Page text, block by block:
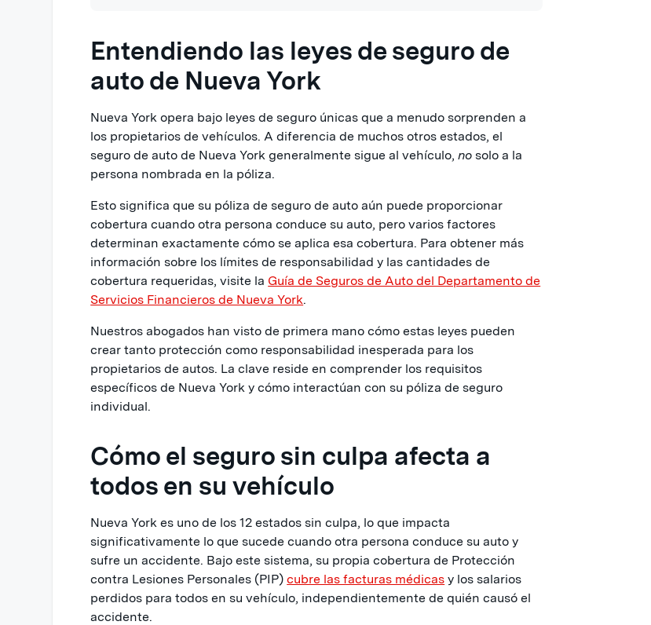
Entendiendo las leyes de seguro de
auto de Nueva York
Nueva York opera bajo leyes de seguro únicas que a menudo sorprenden a
los propietarios de vehículos. A diferencia de muchos otros estados, el
seguro de auto de Nueva York generalmente sigue al vehículo,no solo a la
persona nombrada en la póliza.
Esto significa que su póliza de seguro de auto aún puede proporcionar
cobertura cuando otra persona conduce su auto, pero varios factores
determinan exactamente cómo se aplica esa cobertura. Para obtener más
información sobre los límites de responsabilidad y las cantidades de
cobertura requeridas, visite la Guía de Seguros de Auto del Departamento de
Servicios Financieros de Nueva York.
Nuestros abogados han visto de primera mano cómo estas leyes pueden
crear tanto protección como responsabilidad inesperada para los
propietarios de autos. La clave reside en comprender los requisitos
específicos de Nueva York y cómo interactúan con su póliza de seguro
individual.
Cómo el seguro sin culpa afecta a
todos en su vehículo
Nueva York es uno de los 12 estados sin culpa, lo que impacta
significativamente lo que sucede cuando otra persona conduce su auto y
sufre un accidente. Bajo este sistema, su propia cobertura de Protección
contra Lesiones Personales (PIP)cubre las facturas médicas y los salarios
perdidos para todos en su vehículo, independientemente de quién causó el
accidente.